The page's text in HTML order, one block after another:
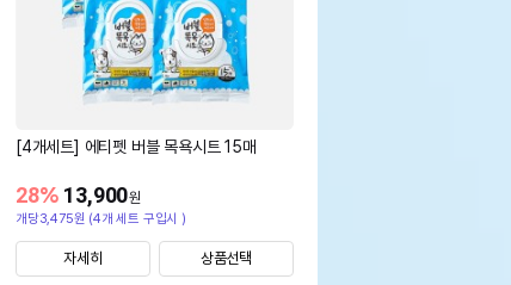
[4개세트] 에티펫 버블 목욕시트 15매
13,900원
28%
개당3,475원 (4개 세트 구입시 )
자세히 상품선택